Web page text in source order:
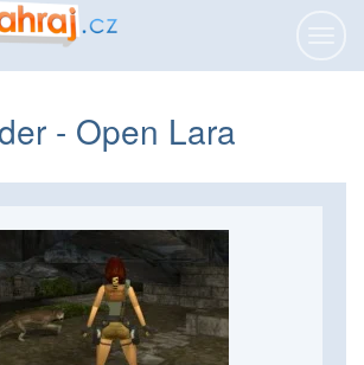
- Open Lara